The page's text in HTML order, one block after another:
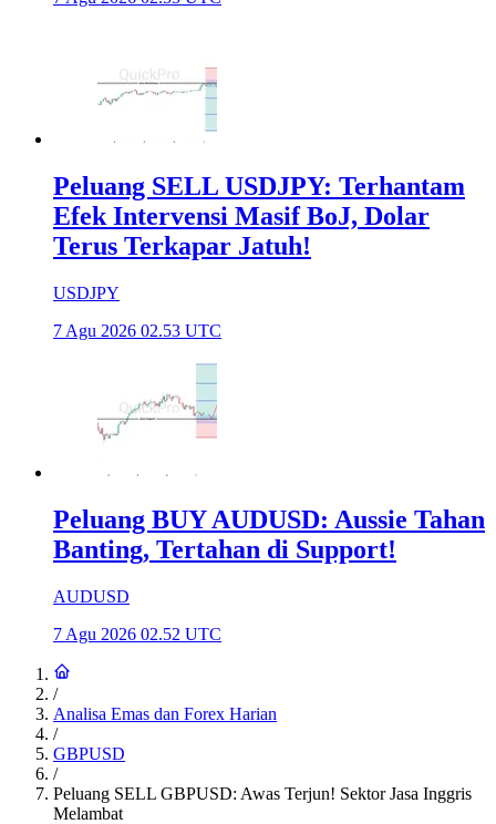
Peluang SELL USDJPY: Terhantam
Efek Intervensi Masif BoJ, Dolar
Terus Terkapar Jatuh!
USDJPY
7 Agu 2026 02.53 UTC
Peluang BUY AUDUSD: Aussie Tahan
Banting, Tertahan di Support!
AUDUSD
7 Agu 2026 02.52 UTC
/
Analisa Emas dan Forex Harian
/
GBPUSD
/
Peluang SELL GBPUSD: Awas Terjun! Sektor Jasa Inggris
Melambat